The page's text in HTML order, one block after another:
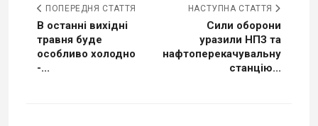
ПОПЕРЕДНЯ СТАТТЯ
В останні вихідні
травня буде
особливо холодно
-...
НАСТУПНА СТАТТЯ
Сили оборони
уразили НПЗ та
нафтоперекачувальну
станцію...